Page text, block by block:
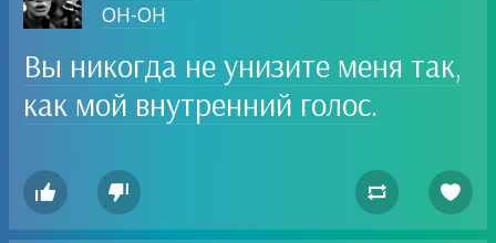
OH-OH
Вы никогда не унизите меня так,
как мой внутренний голос.
   